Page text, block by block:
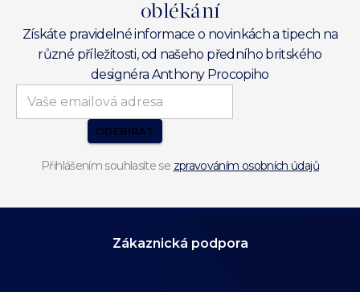
oblékání
Získáte pravidelné informace o novinkách a tipech na
různé příležitosti, od našeho předního britského
designéra Anthony Procopiho
ODEBÍRAT
Přihlášením souhlasíte se zpravováním osobních údajů
Zákaznická podpora